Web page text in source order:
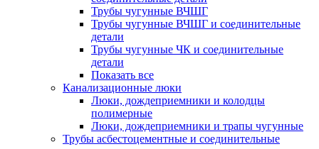
Трубы чугунные ВЧШГ
Трубы чугунные ВЧШГ и соединительные
детали
Трубы чугунные ЧК и соединительные
детали
Показать все
Канализационные люки
Люки, дождеприемники и колодцы
полимерные
Люки, дождеприемники и трапы чугунные
Трубы асбестоцементные и соединительные